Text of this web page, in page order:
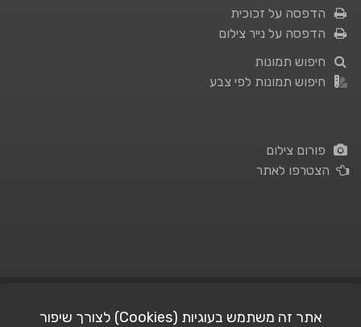
הדפסה על זכוכית
הדפסה על נייר צילום
חיפוש תמונות
חיפוש תמונות לפי צבע
פורום צילום
הצטרפו לאתר
אתר זה משתמש בעוגיות (Cookies) לצורך שיפור